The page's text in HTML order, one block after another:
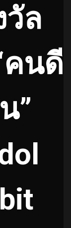
วัล
คนดี
”